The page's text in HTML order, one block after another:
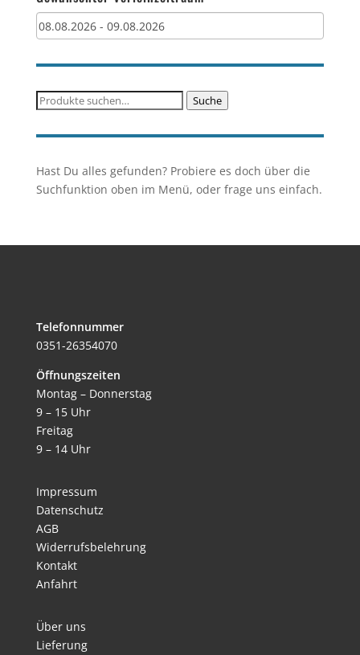
Suche
Suche
Hast Du alles gefunden? Probiere es doch über die
Suchfunktion oben im Menü, oder frage uns einfach.
Telefonnummer
0351-26354070
Öffnungszeiten
Montag – Donnerstag
9 – 15 Uhr
Freitag
9 – 14 Uhr
Impressum
Datenschutz
AGB
Widerrufsbelehrung
Kontakt
Anfahrt
Über uns
Lieferung